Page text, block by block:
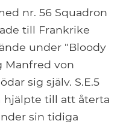
nr. 56 Squadron
till Frankrike
under "Bloody
Manfred von
sig själv. S.E.5
hjälpte till att återta
sin tidiga